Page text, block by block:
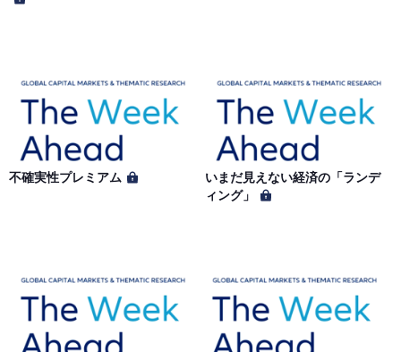
不確実性プレミアム
いまだ見えない経済の「ランデ
ィング」